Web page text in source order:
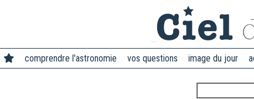
comprendre l'astronomie vos questions image du jour